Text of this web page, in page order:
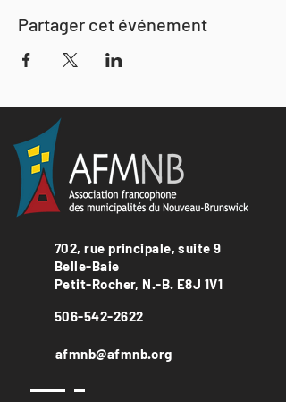
Partager cet événement
702, rue principale, suite 9
Belle-Baie
Petit-Rocher, N.-B. E8J 1V1
506-542-2622
afmnb@afmnb.org